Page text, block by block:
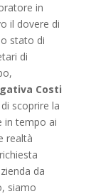
in
il dovere di
stato di
di
Costi
scoprire la
in tempo ai
realtà
da
siamo